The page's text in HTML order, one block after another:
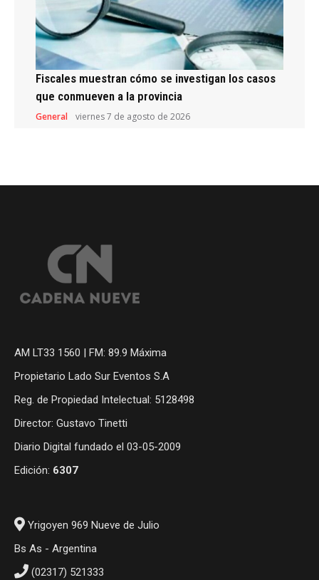
Fiscales muestran cómo se investigan los casos
que conmueven a la provincia
General viernes 7 de agosto de 2026
AM LT33 1560 | FM: 89.9 Máxima
Propietario Lado Sur Eventos S.A
Reg. de Propiedad Intelectual: 5128498
Director: Gustavo Tinetti
Diario Digital fundado el 03-05-2009
Edición: 6307
Yrigoyen 969 Nueve de Julio
Bs As - Argentina
(02317) 521333